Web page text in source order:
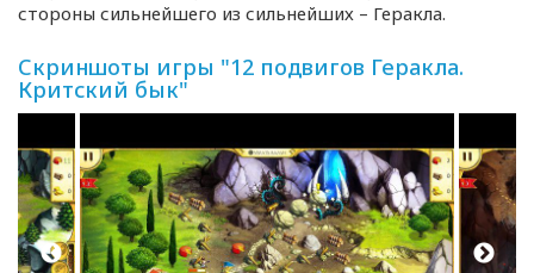
стороны сильнейшего из сильнейших – Геракла.
Скриншоты игры "12 подвигов Геракла.
Критский бык"